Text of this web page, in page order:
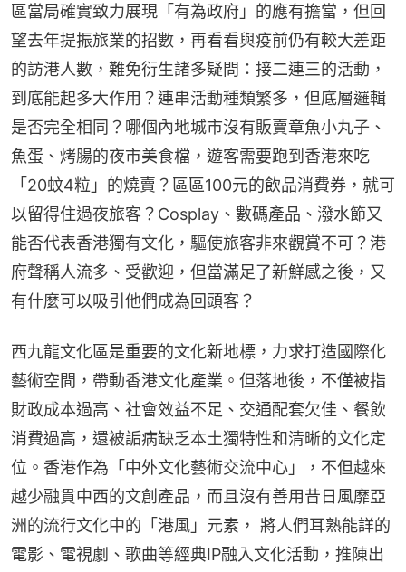
區當局確實致力展現「有為政府」的應有擔當，但回
望去年提振旅業的招數，再看看與疫前仍有較大差距
的訪港人數，難免衍生諸多疑問：接二連三的活動，
到底能起多大作用？連串活動種類繁多，但底層邏輯
是否完全相同？哪個內地城市沒有販賣章魚小丸子、
魚蛋、烤腸的夜市美食檔，遊客需要跑到香港來吃
「20蚊4粒」的燒賣？區區100元的飲品消費券，就可
以留得住過夜旅客？Cosplay、數碼產品、潑水節又
能否代表香港獨有文化，驅使旅客非來觀賞不可？港
府聲稱人流多、受歡迎，但當滿足了新鮮感之後，又
有什麼可以吸引他們成為回頭客？
西九龍文化區是重要的文化新地標，力求打造國際化
藝術空間，帶動香港文化產業。但落地後，不僅被指
財政成本過高、社會效益不足、交通配套欠佳、餐飲
消費過高，還被詬病缺乏本土獨特性和清晰的文化定
位。香港作為「中外文化藝術交流中心」，不但越來
越少融貫中西的文創產品，而且沒有善用昔日風靡亞
洲的流行文化中的「港風」元素， 將人們耳熟能詳的
電影、電視劇、歌曲等經典IP融入文化活動，推陳出